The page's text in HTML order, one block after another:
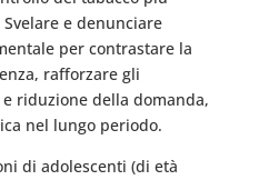
e denunciare
per contrastare la
rafforzare gli
riduzione della domanda,
nel lungo periodo.
di adolescenti (di età